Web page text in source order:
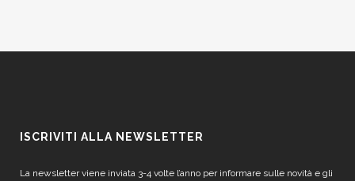
ISCRIVITI ALLA NEWSLETTER
La newsletter viene inviata 3-4 volte l’anno per informare sulle novità e gli